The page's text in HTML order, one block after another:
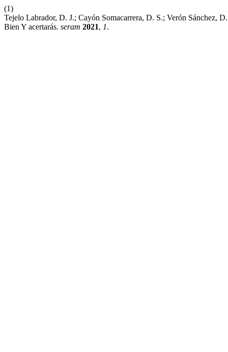
(1)
Tejelo Labrador, D. J.; Cayón Somacarrera, D. S.; Verón Sánchez,
Bien Y acertarás. seram 2021, 1.